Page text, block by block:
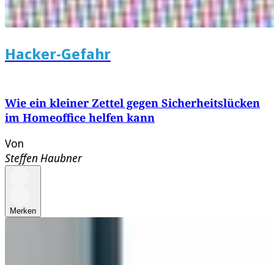
Hacker-Gefahr
Wie ein kleiner Zettel gegen Sicherheitslücken
im Homeoffice helfen kann
Von
Steffen Haubner
Merken